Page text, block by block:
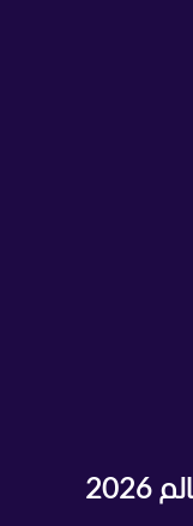
حقيقة بث مباريات كأس العالم 2026